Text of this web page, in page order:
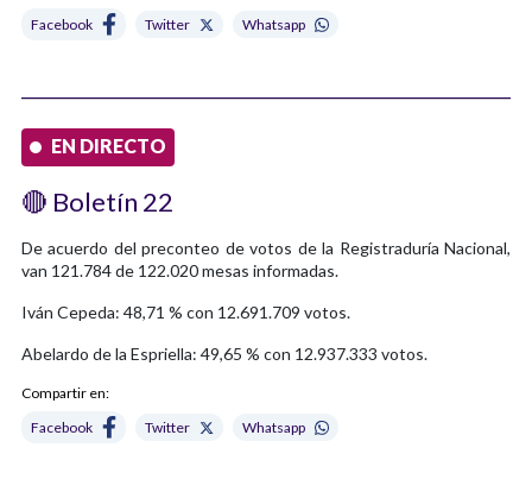
Facebook
Twitter Whatsapp
EN DIRECTO
🔴 Boletín 22
De acuerdo del preconteo de votos de la Registraduría Nacional,
van 121.784 de 122.020 mesas informadas.
Iván Cepeda: 48,71 % con 12.691.709 votos.
Abelardo de la Espriella: 49,65 % con 12.937.333 votos.
Compartir en:
Facebook
Twitter Whatsapp